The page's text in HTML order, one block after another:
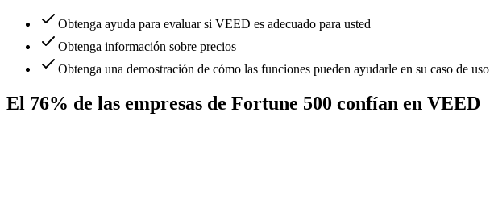
Obtenga ayuda para evaluar si VEED es adecuado para usted
Obtenga información sobre precios
Obtenga una demostración de cómo las funciones pueden ayudarle en su caso de uso
El 76% de las empresas de Fortune 500 confían en VEED